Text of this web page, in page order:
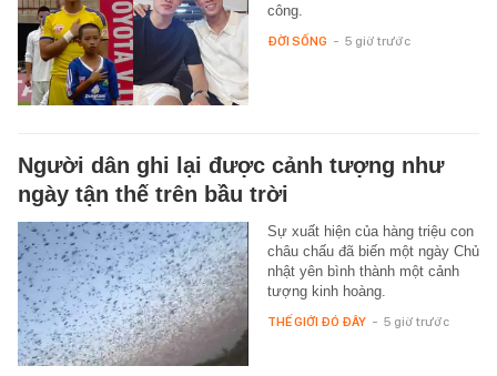
công.
ĐỜI SỐNG - 5 giờ trước
Người dân ghi lại được cảnh tượng như
ngày tận thế trên bầu trời
Sự xuất hiện của hàng triệu con
châu chấu đã biến một ngày Chủ
nhật yên bình thành một cảnh
tượng kinh hoàng.
THẾ GIỚI ĐÓ ĐÂY - 5 giờ trước